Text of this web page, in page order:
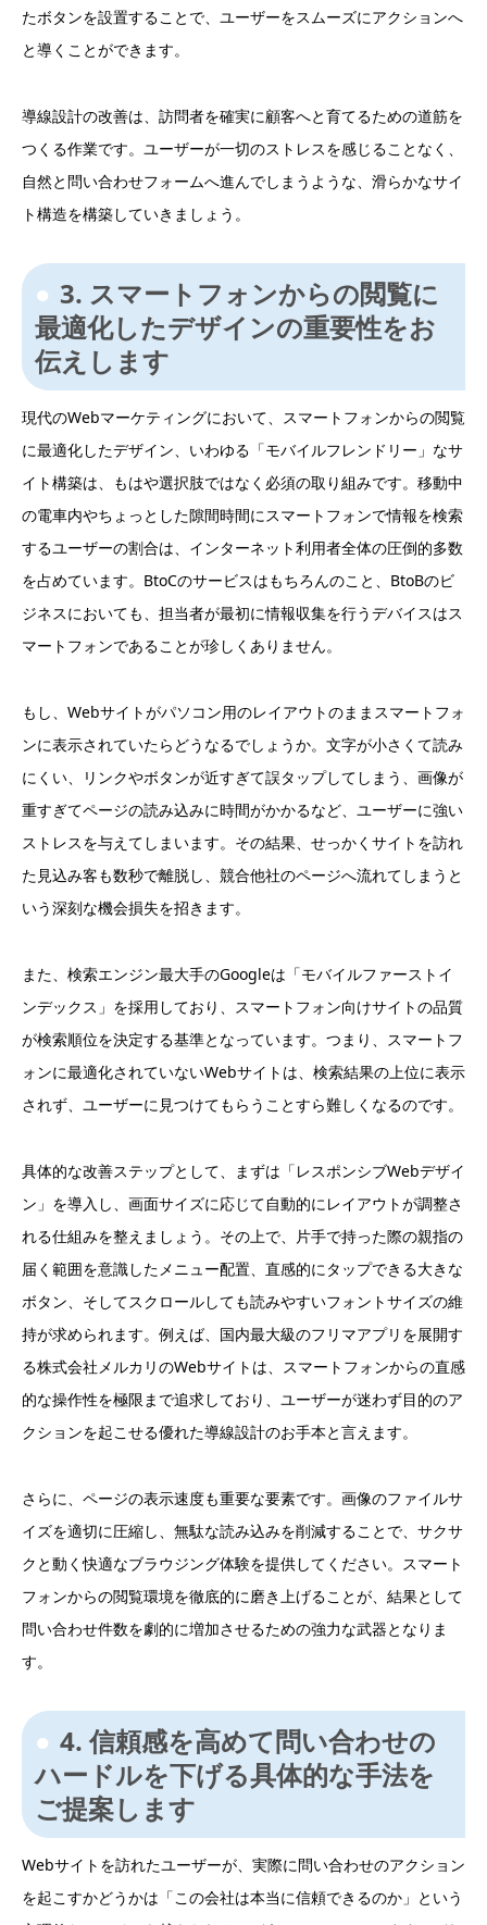
たボタンを設置することで、ユーザーをスムーズにアクションへ
と導くことができます。
導線設計の改善は、訪問者を確実に顧客へと育てるための道筋を
つくる作業です。ユーザーが一切のストレスを感じることなく、
自然と問い合わせフォームへ進んでしまうような、滑らかなサイ
ト構造を構築していきましょう。
3. スマートフォンからの閲覧に
最適化したデザインの重要性をお
伝えします
現代のWebマーケティングにおいて、スマートフォンからの閲覧
に最適化したデザイン、いわゆる「モバイルフレンドリー」なサ
イト構築は、もはや選択肢ではなく必須の取り組みです。移動中
の電車内やちょっとした隙間時間にスマートフォンで情報を検索
するユーザーの割合は、インターネット利用者全体の圧倒的多数
を占めています。BtoCのサービスはもちろんのこと、BtoBのビ
ジネスにおいても、担当者が最初に情報収集を行うデバイスはス
マートフォンであることが珍しくありません。
もし、Webサイトがパソコン用のレイアウトのままスマートフォ
ンに表示されていたらどうなるでしょうか。文字が小さくて読み
にくい、リンクやボタンが近すぎて誤タップしてしまう、画像が
重すぎてページの読み込みに時間がかかるなど、ユーザーに強い
ストレスを与えてしまいます。その結果、せっかくサイトを訪れ
た見込み客も数秒で離脱し、競合他社のページへ流れてしまうと
いう深刻な機会損失を招きます。
また、検索エンジン最大手のGoogleは「モバイルファーストイ
ンデックス」を採用しており、スマートフォン向けサイトの品質
が検索順位を決定する基準となっています。つまり、スマートフ
ォンに最適化されていないWebサイトは、検索結果の上位に表示
されず、ユーザーに見つけてもらうことすら難しくなるのです。
具体的な改善ステップとして、まずは「レスポンシブWebデザイ
ン」を導入し、画面サイズに応じて自動的にレイアウトが調整さ
れる仕組みを整えましょう。その上で、片手で持った際の親指の
届く範囲を意識したメニュー配置、直感的にタップできる大きな
ボタン、そしてスクロールしても読みやすいフォントサイズの維
持が求められます。例えば、国内最大級のフリマアプリを展開す
る株式会社メルカリのWebサイトは、スマートフォンからの直感
的な操作性を極限まで追求しており、ユーザーが迷わず目的のア
クションを起こせる優れた導線設計のお手本と言えます。
さらに、ページの表示速度も重要な要素です。画像のファイルサ
イズを適切に圧縮し、無駄な読み込みを削減することで、サクサ
クと動く快適なブラウジング体験を提供してください。スマート
フォンからの閲覧環境を徹底的に磨き上げることが、結果として
問い合わせ件数を劇的に増加させるための強力な武器となりま
す。
4. 信頼感を高めて問い合わせの
ハードルを下げる具体的な手法を
ご提案します
Webサイトを訪れたユーザーが、実際に問い合わせのアクション
を起こすかどうかは「この会社は本当に信頼できるのか」という